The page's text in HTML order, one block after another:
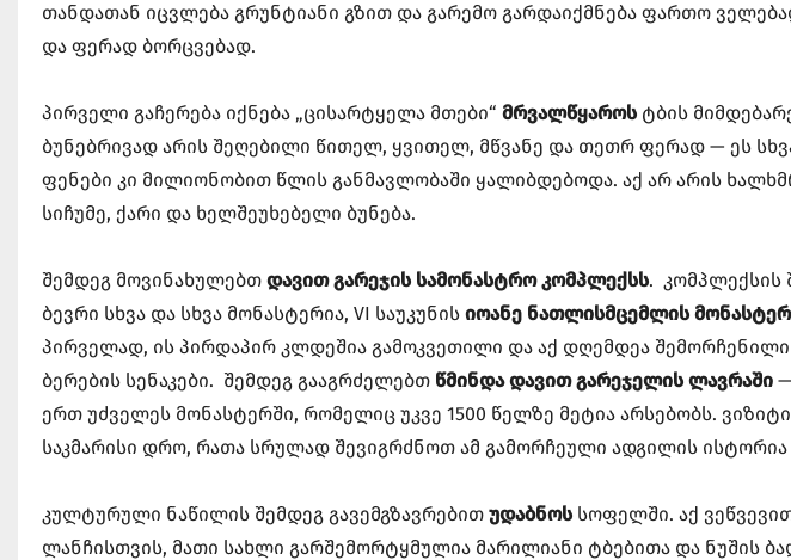
თანდათან იცვლება გრუნტიანი გზით და გარემო გარდაიქმნება ფართო
და ფერად ბორცვებად.
პირველი გაჩერება იქნება „ცისარტყელა მთები“ მრვალწყაროს ტბის
ბუნებრივად არის შეღებილი წითელ, ყვითელ, მწვანე და თეთრ ფერად — ეს
ფენები კი მილიონობით წლის განმავლობაში ყალიბდებოდა. აქ არ არის
სიჩუმე, ქარი და ხელშეუხებელი ბუნება.
შემდეგ მოვინახულებთ დავით გარეჯის სამონასტრო კომპლექსს. კომპლექსის
ბევრი სხვა და სხვა მონასტერია, VI საუკუნის იოანე ნათლისმცემლის
პირველად, ის პირდაპირ კლდეშია გამოკვეთილი და აქ დღემდეა
ბერების სენაკები. შემდეგ გააგრძელებთ წმინდა დავით გარეჯელის ლავრაში
ერთ უძველეს მონასტერში, რომელიც უკვე 1500 წელზე მეტია არსებობს.
საკმარისი დრო, რათა სრულად შევიგრძნოთ ამ გამორჩეული ადგილის
კულტურული ნაწილის შემდეგ გავემგზავრებით უდაბნოს სოფელში. აქ
ლანჩისთვის, მათი სახლი გარშემორტყმულია მარილიანი ტბებითა და ნუშის